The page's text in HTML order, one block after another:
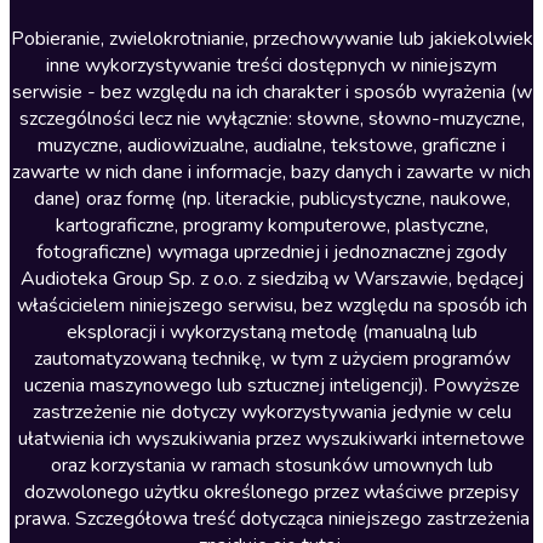
Literatura anglojęzyczna
Literatura faktu
Literatura obyczajowa
Literatura piękna obca
Literatura piękna polska
Nagrania relaksacyjne
Nauka języków
Nauki humanistyczne
Podcasty i audycje
Polityka
Prasa
Religia
Romans
Pobieranie, zwielokrotnianie, przechowywanie lub jakiekolwiek
inne wykorzystywanie treści dostępnych w niniejszym
serwisie - bez względu na ich charakter i sposób wyrażenia (w
szczególności lecz nie wyłącznie: słowne, słowno-muzyczne,
muzyczne, audiowizualne, audialne, tekstowe, graficzne i
zawarte w nich dane i informacje, bazy danych i zawarte w nich
dane) oraz formę (np. literackie, publicystyczne, naukowe,
kartograficzne, programy komputerowe, plastyczne,
fotograficzne) wymaga uprzedniej i jednoznacznej zgody
Audioteka Group Sp. z o.o. z siedzibą w Warszawie, będącej
właścicielem niniejszego serwisu, bez względu na sposób ich
eksploracji i wykorzystaną metodę (manualną lub
zautomatyzowaną technikę, w tym z użyciem programów
uczenia maszynowego lub sztucznej inteligencji). Powyższe
zastrzeżenie nie dotyczy wykorzystywania jedynie w celu
ułatwienia ich wyszukiwania przez wyszukiwarki internetowe
oraz korzystania w ramach stosunków umownych lub
dozwolonego użytku określonego przez właściwe przepisy
prawa. Szczegółowa treść dotycząca niniejszego zastrzeżenia